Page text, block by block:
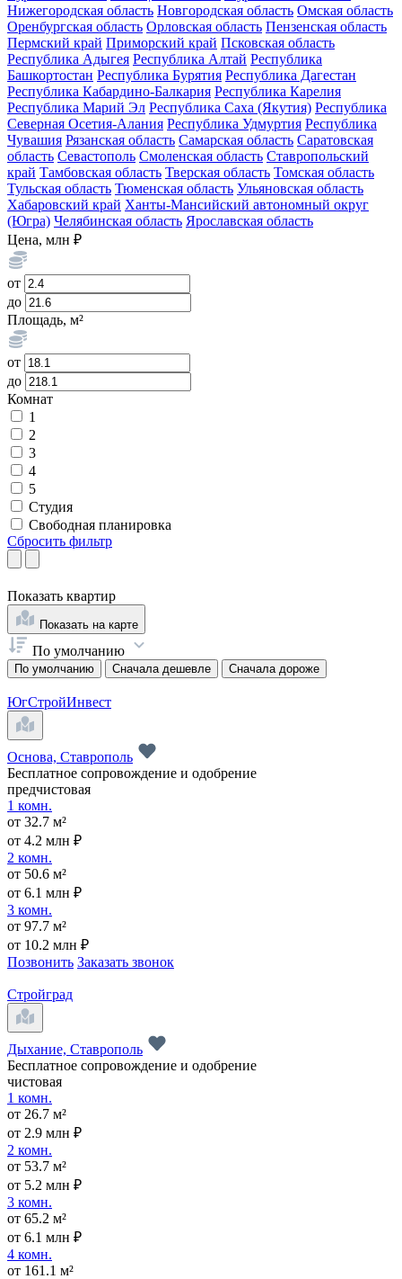
Нижегородская область Новгородская область Омская область
Оренбургская область Орловская область Пензенская область
Пермский край Приморский край Псковская область
Республика Адыгея Республика Алтай Республика
Башкортостан Республика Бурятия Республика Дагестан
Республика Кабардино-Балкария Республика Карелия
Республика Марий Эл Республика Саха (Якутия) Республика
Северная Осетия-Алания Республика Удмуртия Республика
Чувашия Рязанская область Самарская область Саратовская
область Севастополь Смоленская область Ставропольский
край Тамбовская область Тверская область Томская область
Тульская область Тюменская область Ульяновская область
Хабаровский край Ханты-Мансийский автономный округ
(Югра) Челябинская область Ярославская область
Цена, млн ₽
от
до
Площадь, м²
от
до
Комнат
1
2
3
4
5
Студия
Свободная планировка
Сбросить фильтр
Показать квартир
Показать на карте
По умолчанию
По умолчанию Сначала дешевле Сначала дороже
ЮгСтройИнвест
Основа, Ставрополь
Бесплатное сопровождение и одобрение
предчистовая
1 комн.
от 32.7 м²
от 4.2 млн ₽
2 комн.
от 50.6 м²
от 6.1 млн ₽
3 комн.
от 97.7 м²
от 10.2 млн ₽
Позвонить Заказать звонок
Стройград
Дыхание, Ставрополь
Бесплатное сопровождение и одобрение
чистовая
1 комн.
от 26.7 м²
от 2.9 млн ₽
2 комн.
от 53.7 м²
от 5.2 млн ₽
3 комн.
от 65.2 м²
от 6.1 млн ₽
4 комн.
от 161.1 м²